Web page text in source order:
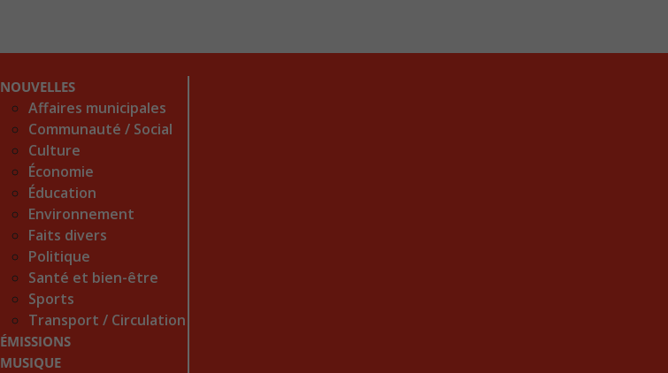
NOUVELLES
Affaires municipales
Communauté / Social
Culture
Économie
Éducation
Environnement
Faits divers
Politique
Santé et bien-être
Sports
Transport / Circulation
ÉMISSIONS
MUSIQUE